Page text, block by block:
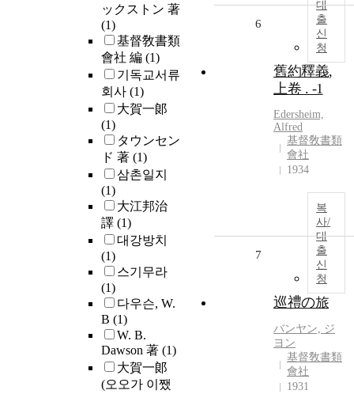
ックストン 著
(1)
基督敎書類
會社 編 (1)
기독교서류
회사 (1)
大賀一郞
(1)
タウンセン
ド 著 (1)
삼촌일지
(1)
大江邦治
譯 (1)
대강방치
(1)
스기무라
(1)
다우슨, W.
B (1)
W. B.
Dawson 著 (1)
大賀一郞
(오오가 이쨌
대
출
신
청
6
舊約釋義,
上卷 . -1
Edersheim,
Alfred
基督敎書類
會社
1934
복
사/
대
출
신
청
7
巡禮の旅
バンヤン, ジ
ヨン
基督敎書類
會社
1931